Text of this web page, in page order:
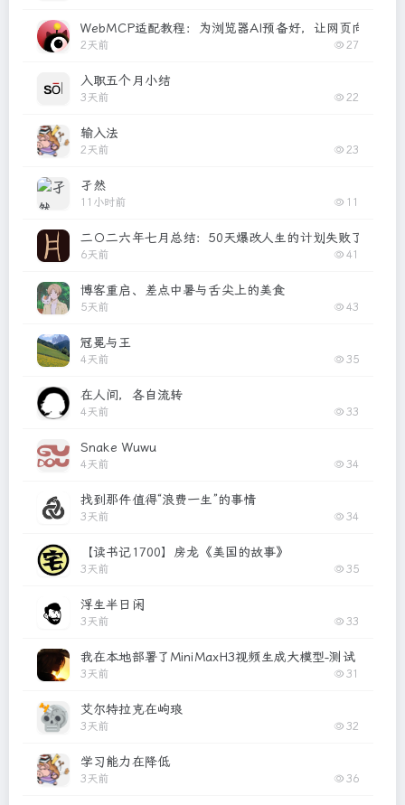
WebMCP适配教程：为浏览器AI预备好，让网页向 AI 提
2天前 27
入职五个月小结
3天前 22
输入法
2天前 23
孑然
11小时前 11
二〇二六年七月总结：50天爆改人生的计划失败了
6天前 41
博客重启、差点中暑与舌尖上的美食
5天前 43
冠冕与王
4天前 35
在人间，各自流转
4天前 33
Snake Wuwu
4天前 34
找到那件值得“浪费一生”的事情
3天前 34
【读书记1700】房龙《美国的故事》
3天前 35
浮生半日闲
3天前 33
我在本地部署了MiniMaxH3视频生成大模型-测试（附提
3天前 31
艾尔特拉克在岣琅
3天前 32
学习能力在降低
3天前 36